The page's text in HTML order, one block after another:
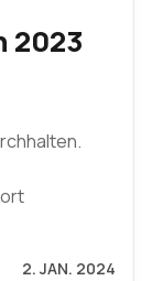
2023
2. JAN. 2024